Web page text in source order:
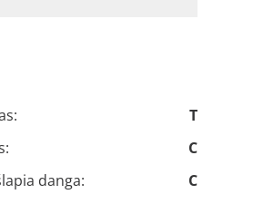
T
C
danga:
C